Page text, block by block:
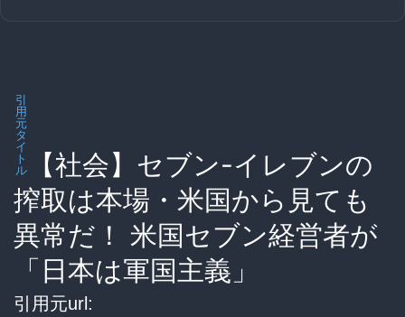
引
用
元
タ
イ
ト
ル
【社会】セブン-イレブンの
搾取は本場・米国から見ても
異常だ！ 米国セブン経営者が
「日本は軍国主義」
引用元url: